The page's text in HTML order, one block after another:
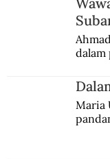
Andilan
Lebarandalam
Jules
Maria